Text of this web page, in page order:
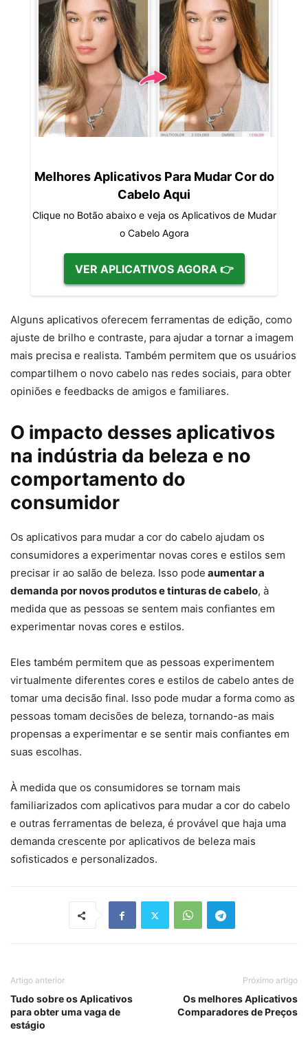
Melhores Aplicativos Para Mudar Cor do
Cabelo Aqui
Clique no Botão abaixo e veja os Aplicativos de Mudar
o Cabelo Agora
VER APLICATIVOS AGORA 👉
Alguns aplicativos oferecem ferramentas de edição, como
ajuste de brilho e contraste, para ajudar a tornar a imagem
mais precisa e realista. Também permitem que os usuários
compartilhem o novo cabelo nas redes sociais, para obter
opiniões e feedbacks de amigos e familiares.
O impacto desses aplicativos
na indústria da beleza e no
comportamento do
consumidor
Os aplicativos para mudar a cor do cabelo ajudam os
consumidores a experimentar novas cores e estilos sem
precisar ir ao salão de beleza. Isso pode aumentar a
demanda por novos produtos e tinturas de cabelo, à
medida que as pessoas se sentem mais confiantes em
experimentar novas cores e estilos.
Eles também permitem que as pessoas experimentem
virtualmente diferentes cores e estilos de cabelo antes de
tomar uma decisão final. Isso pode mudar a forma como as
pessoas tomam decisões de beleza, tornando-as mais
propensas a experimentar e se sentir mais confiantes em
suas escolhas.
À medida que os consumidores se tornam mais
familiarizados com aplicativos para mudar a cor do cabelo
e outras ferramentas de beleza, é provável que haja uma
demanda crescente por aplicativos de beleza mais
sofisticados e personalizados.
Artigo anterior
Tudo sobre os Aplicativos
para obter uma vaga de
estágio
Próximo artigo
Os melhores Aplicativos
Comparadores de Preços